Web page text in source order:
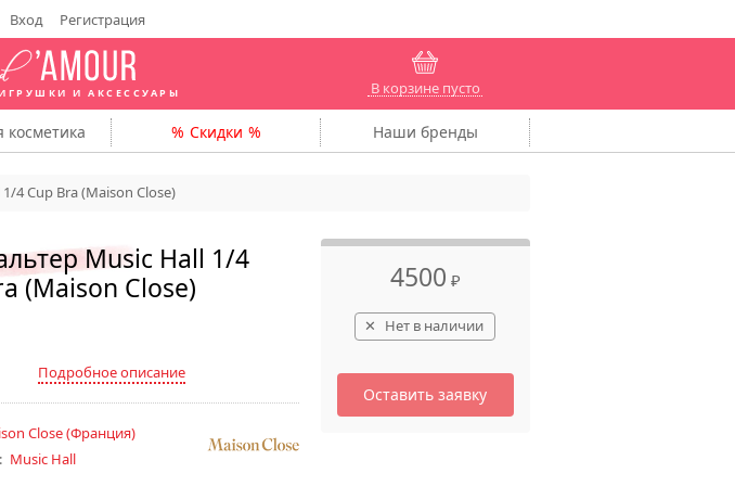
Вход Регистрация
И АКСЕССУАРЫ В корзине пусто
косметика Скидки Наши бренды
4 Cup Bra (Maison Close)
Music Hall 1/4
(Maison Close)
Подробное описание
Close(Франция)
Music Hall
4500 ₽
Нет в наличии
Оставить заявку